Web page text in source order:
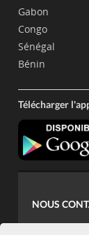
Gabon
Congo
Sénégal
Bénin
Télécharger
NOUS